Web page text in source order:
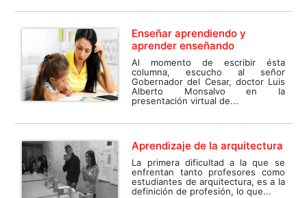
Enseñar aprendiendo y
aprender enseñando
Al momento de escribir ésta
columna, escucho al señor
Gobernador del Cesar, doctor Luis
Alberto Monsalvo en la
presentación virtual de...
Aprendizaje de la arquitectura
La primera dificultad a la que se
enfrentan tanto profesores como
estudiantes de arquitectura, es a la
definición de profesión, lo que...